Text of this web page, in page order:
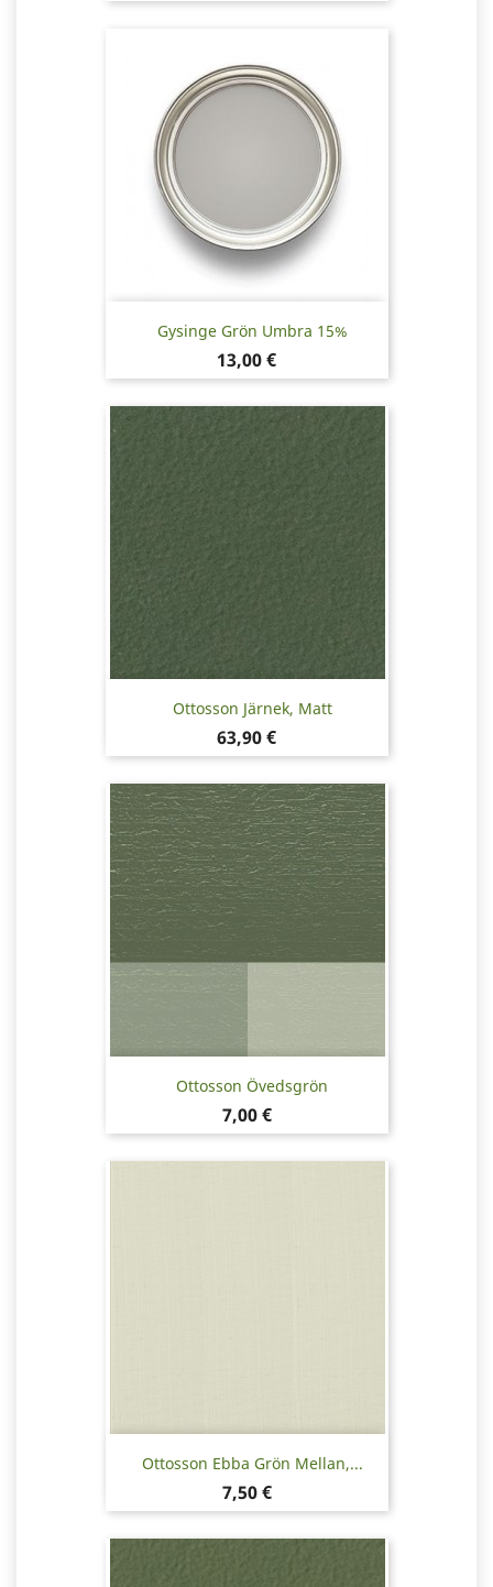
Gysinge Grön Umbra 15%
Pris
13,00 €
Ottosson Järnek, Matt
Pris
63,90 €
Ottosson Övedsgrön
Pris
7,00 €
Ottosson Ebba Grön Mellan,...
Pris
7,50 €